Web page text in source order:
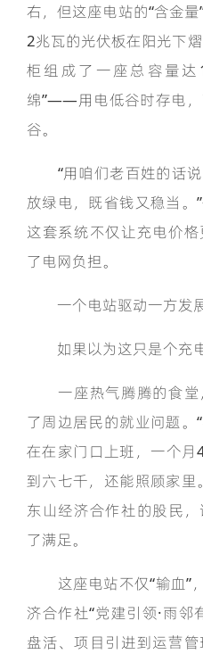
右，但这座电站的“含金量
2兆瓦的光伏板在阳光下
柜组成了一座总容量
绵”——用电低谷时存电
谷。
“用咱们老百姓的话说
放绿电，既省钱又稳当。
这套系统不仅让充电价
了电网负担。
一个电站驱动一方发
如果以为这只是个充电
一座热气腾腾的食堂
了周边居民的就业问题。
在在家门口上班，一个
到六七千，还能照顾家里
东山经济合作社的股民
了满足。
这座电站不仅“输血”
济合作社“党建引领·雨
盘活、项目引进到运营